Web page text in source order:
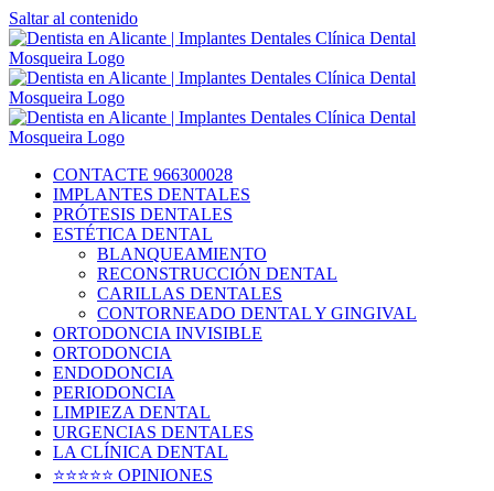
Saltar al contenido
CONTACTE 966300028
IMPLANTES DENTALES
PRÓTESIS DENTALES
ESTÉTICA DENTAL
BLANQUEAMIENTO
RECONSTRUCCIÓN DENTAL
CARILLAS DENTALES
CONTORNEADO DENTAL Y GINGIVAL
ORTODONCIA INVISIBLE
ORTODONCIA
ENDODONCIA
PERIODONCIA
LIMPIEZA DENTAL
URGENCIAS DENTALES
LA CLÍNICA DENTAL
⭐⭐⭐⭐⭐ OPINIONES